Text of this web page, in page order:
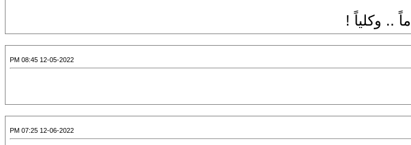
.. وكلياً !
12-05-2022 08:45 PM
12-06-2022 07:25 PM